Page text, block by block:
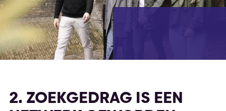
2. ZOEKGEDRAG IS EEN